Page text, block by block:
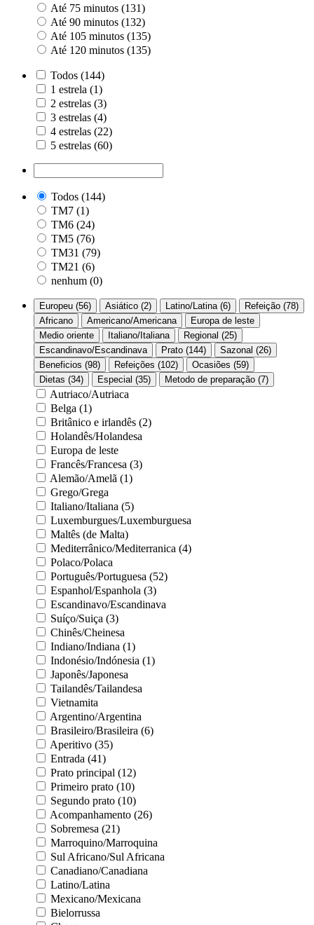
Até 75 minutos (131)
Até 90 minutos (132)
Até 105 minutos (135)
Até 120 minutos (135)
Todos (144)
1 estrela (1)
2 estrelas (3)
3 estrelas (4)
4 estrelas (22)
5 estrelas (60)
Todos (144)
TM7 (1)
TM6 (24)
TM5 (76)
TM31 (79)
TM21 (6)
nenhum (0)
Europeu (56) Asiático (2) Latino/Latina (6)
Refeição (78)
Africano
Americano/Americana
Europa de leste
Medio oriente
Italiano/Italiana
Regional (25)
Escandinavo/Escandinava
Prato (144)
Sazonal (26)
Beneficios (98)
Refeições (102)
Ocasiões (59)
Dietas (34)
Especial (35) Metodo de preparação (7)
Autriaco/Autriaca
Belga (1)
Britânico e irlandês (2)
Holandês/Holandesa
Europa de leste
Francês/Francesa (3)
Alemão/Amelã (1)
Grego/Grega
Italiano/Italiana (5)
Luxemburgues/Luxemburguesa
Maltês (de Malta)
Mediterrânico/Mediterranica (4)
Polaco/Polaca
Português/Portuguesa (52)
Espanhol/Espanhola (3)
Escandinavo/Escandinava
Suíço/Suiça (3)
Chinês/Cheinesa
Indiano/Indiana (1)
Indonésio/Indónesia (1)
Japonês/Japonesa
Tailandês/Tailandesa
Vietnamita
Argentino/Argentina
Brasileiro/Brasileira (6)
Aperitivo (35)
Entrada (41)
Prato principal (12)
Primeiro prato (10)
Segundo prato (10)
Acompanhamento (26)
Sobremesa (21)
Marroquino/Marroquina
Sul Africano/Sul Africana
Canadiano/Canadiana
Latino/Latina
Mexicano/Mexicana
Bielorrussa